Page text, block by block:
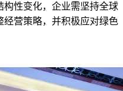
构性变化，企业需坚持全球
营策略，并积极应对绿色